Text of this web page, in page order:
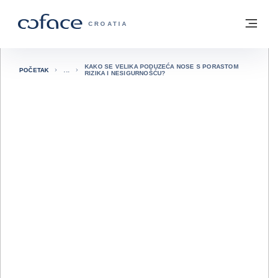
COFACE FOR TRADE - POČETNA
CROATIA
Povratak na početnu stranicu
POČETAK
KAKO SE VELIKA PODUZEĆA NOSE S PORASTOM
RIZIKA I NESIGURNOŠĆU?